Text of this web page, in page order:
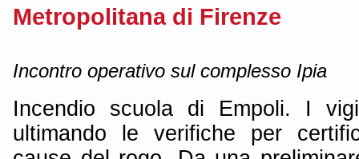
Metropolitana di Firenze
Incontro operativo sul complesso Ipia
Incendio scuola di Empoli. I
ultimando le verifiche per